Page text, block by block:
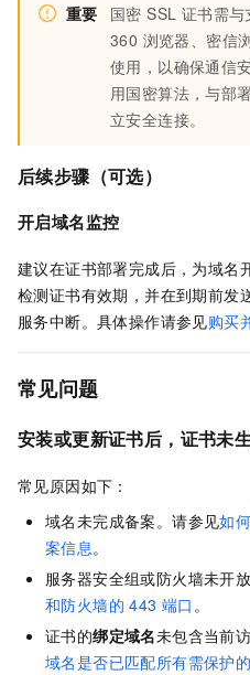
重要
国密 SSL 证书需
360 浏览器、密信
使用，以确保通信
用国密算法，与部
立安全连接。
后续步骤（可选）
开启域名监控
建议在证书部署完成后，为域名
检测证书有效期，并在到期前发
服务中断。具体操作请参见购买
常见问题
安装或更新证书后，证书未
常见原因如下：
域名未完成备案。请参见如
案信息。
服务器安全组或防火墙未开
和防火墙的 443 端口 。
证书的绑定域名未包含当前
域名是否已匹配所有需保护